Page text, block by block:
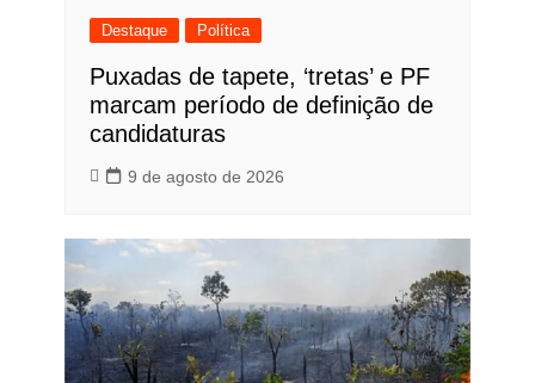
Destaque Política
Puxadas de tapete, ‘tretas’ e PF
marcam período de definição de
candidaturas
9 de agosto de 2026